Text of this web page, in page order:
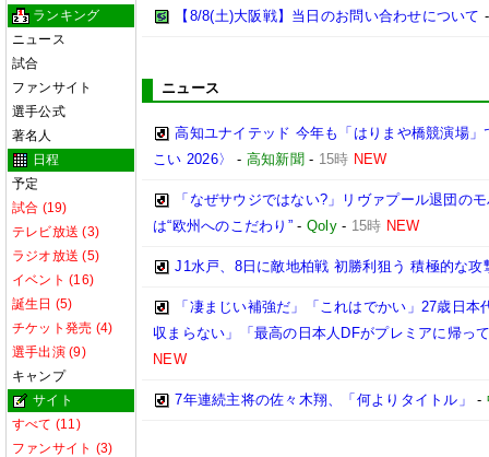
ランキング
ニュース
試合
ファンサイト
選手公式
著名人
日程
予定
試合 (19)
テレビ放送 (3)
ラジオ放送 (5)
イベント (16)
誕生日 (5)
チケット発売 (4)
選手出演 (9)
キャンプ
サイト
すべて (11)
ファンサイト (3)
【8/8(土)大阪戦】当日のお問い合わせについて
ニュース
高知ユナイテッド 今年も「はりまや橋競演場
こい 2026〉
- 高知新聞 - 15時 NEW
「なぜサウジではない?」リヴァプール退団の
は“欧州へのこだわり”- Qoly- 15時 NEW
J1水戸、8日に敵地柏戦 初勝利狙う 積極的な攻
「凄まじい補強だ」「これはでかい」27歳日
収まらない」「最高の日本人DFがプレミアに帰っ
NEW
7年連続主将の佐々木翔、「何よりタイトル」 -